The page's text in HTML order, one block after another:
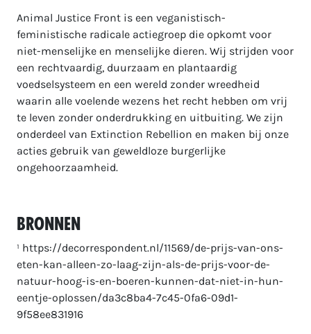
Animal Justice Front is een veganistisch-
feministische radicale actiegroep die opkomt voor
niet-menselijke en menselijke dieren. Wij strijden voor
een rechtvaardig, duurzaam en plantaardig
voedselsysteem en een wereld zonder wreedheid
waarin alle voelende wezens het recht hebben om vrij
te leven zonder onderdrukking en uitbuiting. We zijn
onderdeel van Extinction Rebellion en maken bij onze
acties gebruik van geweldloze burgerlijke
ongehoorzaamheid.
Bronnen
¹ https://decorrespondent.nl/11569/de-prijs-van-ons-
eten-kan-alleen-zo-laag-zijn-als-de-prijs-voor-de-
natuur-hoog-is-en-boeren-kunnen-dat-niet-in-hun-
eentje-oplossen/da3c8ba4-7c45-0fa6-09d1-
9f58ee831916